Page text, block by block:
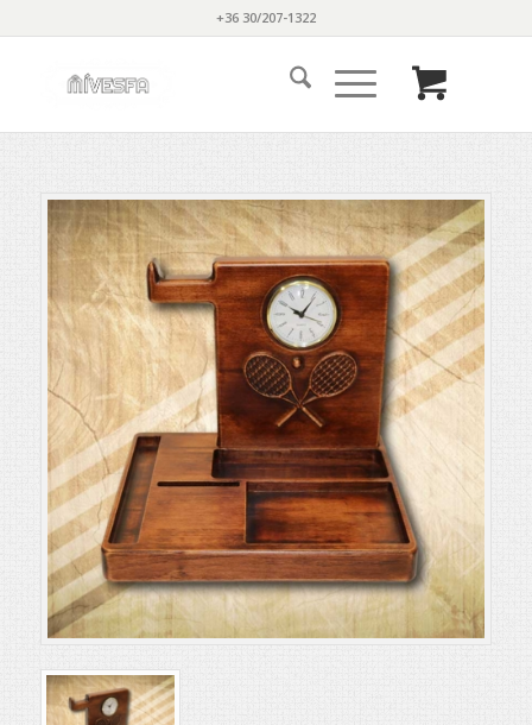
+36 30/207-1322